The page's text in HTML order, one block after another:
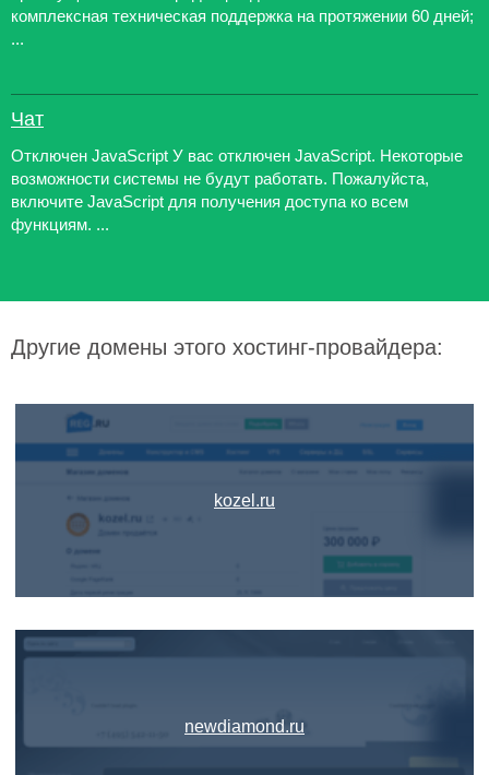
комплексная техническая поддержка на протяжении 60 дней;
...
Чат
Отключен JavaScript У вас отключен JavaScript. Некоторые
возможности системы не будут работать. Пожалуйста,
включите JavaScript для получения доступа ко всем
функциям. ...
Другие домены этого хостинг-провайдера:
kozel.ru
newdiamond.ru